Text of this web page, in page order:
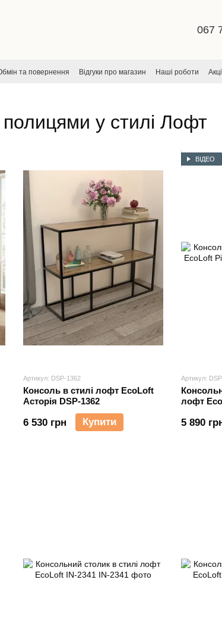
067
та повернення Відгуки про магазин Наші роботи
полицями у стилі Лофт
Артикул: DSP-1362
Консоль в стилі лофт EcoLoft
Асторія DSP-1362
6 530 грн Купити
ВІДЕО
Артикул:
лофт
5 890